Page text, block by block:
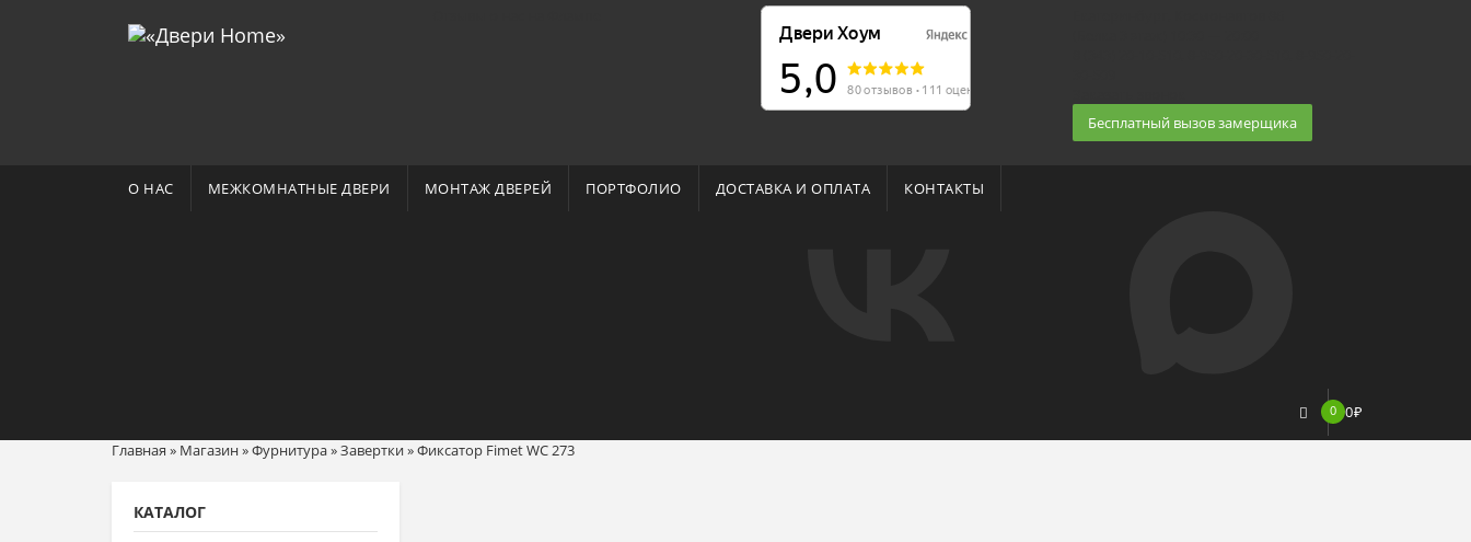
Бесплатный вызов замерщика
О НАС МЕЖКОМНАТНЫЕ ДВЕРИ МОНТАЖ ДВЕРЕЙ ПОРТФОЛИО ДОСТАВКА И ОПЛАТА КОНТАКТЫ
0 0₽
Главная » Магазин»Фурнитура»Завертки»Фиксатор Fimet WC 273
КАТАЛОГ